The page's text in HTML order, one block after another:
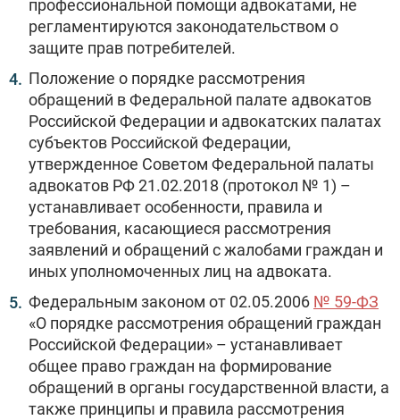
профессиональной помощи адвокатами, не
регламентируются законодательством о
защите прав потребителей.
Положение о порядке рассмотрения
обращений в Федеральной палате адвокатов
Российской Федерации и адвокатских палатах
субъектов Российской Федерации,
утвержденное Советом Федеральной палаты
адвокатов РФ 21.02.2018 (протокол № 1) –
устанавливает особенности, правила и
требования, касающиеся рассмотрения
заявлений и обращений с жалобами граждан и
иных уполномоченных лиц на адвоката.
Федеральным законом от 02.05.2006 № 59-ФЗ
«О порядке рассмотрения обращений граждан
Российской Федерации» – устанавливает
общее право граждан на формирование
обращений в органы государственной власти, а
также принципы и правила рассмотрения